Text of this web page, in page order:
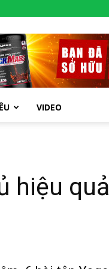
VIDEO
hiệu quả